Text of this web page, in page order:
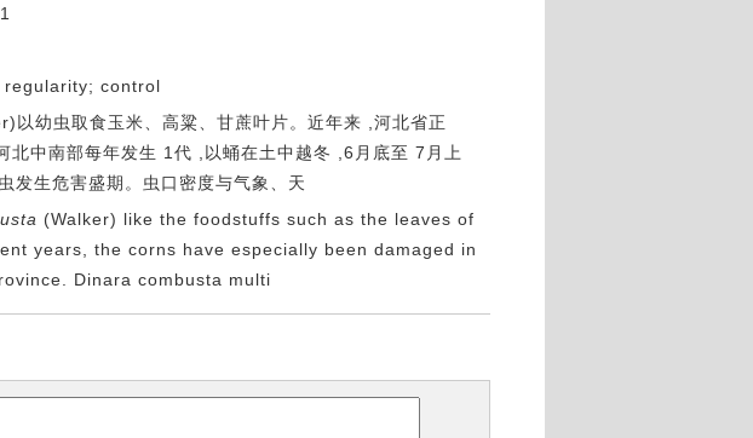
regularity; control
以幼虫取食玉米、高粱、甘蔗叶片。近年来 ,河北省正
北中南部每年发生 1代 ,以蛹在土中越冬 ,6月底至 7月上
发生危害盛期。虫口密度与气象、天
(Walker) like the foodstuffs such as the leaves of
years, the corns have especially been damaged in
Dinara combusta multi